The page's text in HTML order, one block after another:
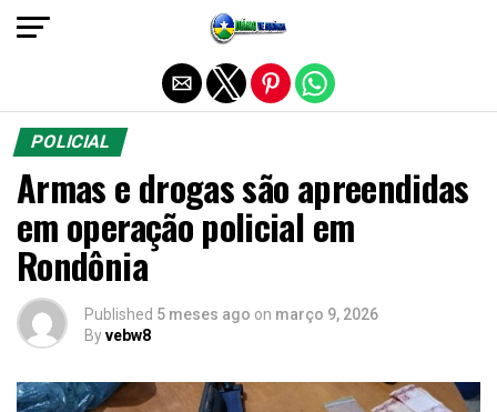
POLICIAL
Armas e drogas são apreendidas
em operação policial em
Rondônia
Published 5 meses ago on março 9, 2026
Byvebw8
Sair da versão mobile